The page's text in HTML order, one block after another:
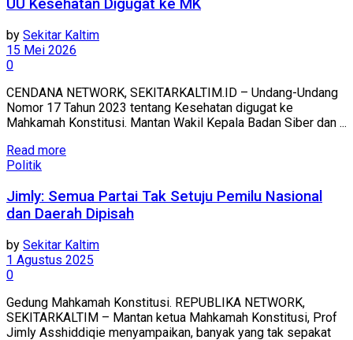
UU Kesehatan Digugat ke MK
by Sekitar Kaltim
15 Mei 2026
0
CENDANA NETWORK, SEKITARKALTIM.ID – Undang-Undang
Nomor 17 Tahun 2023 tentang Kesehatan digugat ke
Mahkamah Konstitusi. Mantan Wakil Kepala Badan Siber dan ...
Read more
Politik
Jimly: Semua Partai Tak Setuju Pemilu Nasional
dan Daerah Dipisah
by Sekitar Kaltim
1 Agustus 2025
0
Gedung Mahkamah Konstitusi. REPUBLIKA NETWORK,
SEKITARKALTIM – Mantan ketua Mahkamah Konstitusi, Prof
Jimly Asshiddiqie menyampaikan, banyak yang tak sepakat